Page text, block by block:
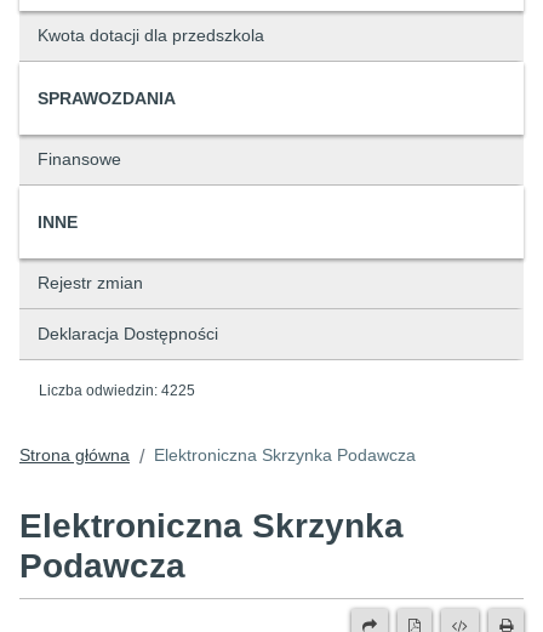
Kwota dotacji dla przedszkola
SPRAWOZDANIA
Finansowe
INNE
Rejestr zmian
Deklaracja Dostępności
Liczba odwiedzin: 4225
Strona główna / Elektroniczna Skrzynka Podawcza
Elektroniczna Skrzynka
Podawcza